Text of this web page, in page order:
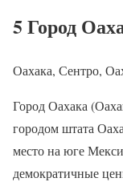
5 Город
Оахака, Сентро,
Город Оахака
городом штата
место на юге
демократичные